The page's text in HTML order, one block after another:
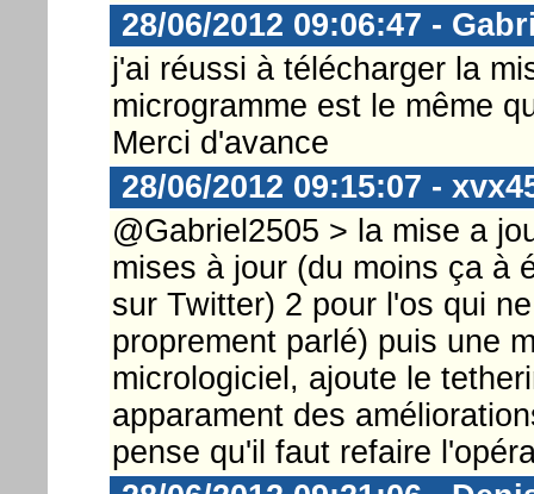
28/06/2012 09:06:47 -
j'ai réussi à télécharger la
microgramme est le même
Merci d'avance
28/06/2012 09:15:07 -
@Gabriel2505 > la mise a
mises à jour (du moins ça à
sur Twitter) 2 pour l'os qui
proprement parlé) puis une
micrologiciel, ajoute le
apparament des
pense qu'il faut refaire